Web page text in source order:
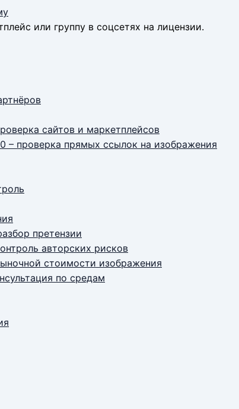
или группу в соцсетях на лицензии.
сайтов и маркетплейсов
– проверка прямых ссылок на изображения
претензии
авторских рисков
стоимости изображения
по средам